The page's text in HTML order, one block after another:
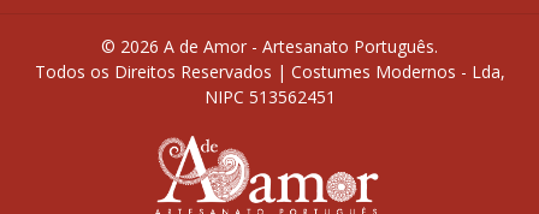
© 2026 A de Amor - Artesanato Português.
Todos os Direitos Reservados | Costumes Modernos - Lda,
NIPC 513562451